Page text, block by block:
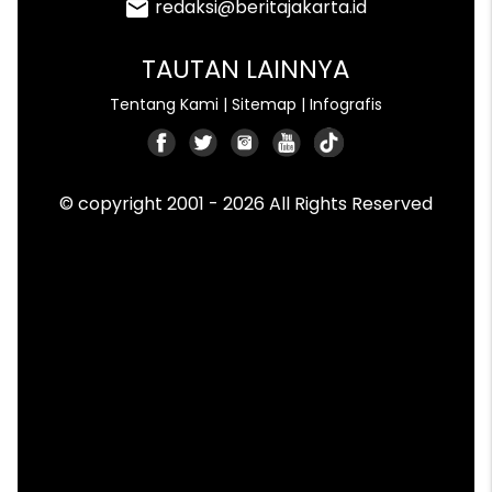
email redaksi@beritajakarta.id
TAUTAN LAINNYA
Tentang Kami | Sitemap | Infografis
© copyright 2001 - 2026 All Rights Reserved